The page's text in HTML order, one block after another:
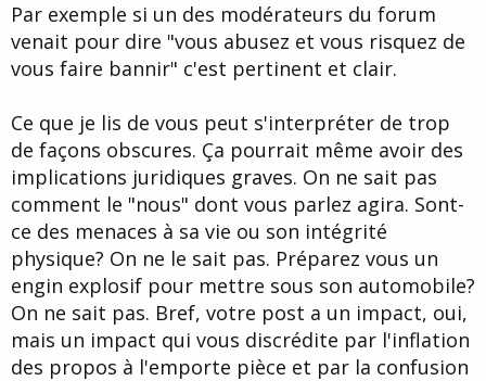
Par exemple si un des modérateurs du forum
venait pour dire "vous abusez et vous risquez de
vous faire bannir" c'est pertinent et clair.
Ce que je lis de vous peut s'interpréter de trop
de façons obscures. Ça pourrait même avoir des
implications juridiques graves. On ne sait pas
comment le "nous" dont vous parlez agira. Sont-
ce des menaces à sa vie ou son intégrité
physique? On ne le sait pas. Préparez vous un
engin explosif pour mettre sous son automobile?
On ne sait pas. Bref, votre post a un impact, oui,
mais un impact qui vous discrédite par l'inflation
des propos à l'emporte pièce et par la confusion